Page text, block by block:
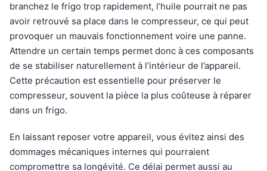
branchez le frigo trop rapidement, l’huile pourrait ne pas
avoir retrouvé sa place dans le compresseur, ce qui peut
provoquer un mauvais fonctionnement voire une panne.
Attendre un certain temps permet donc à ces composants
de se stabiliser naturellement à l’intérieur de l’appareil.
Cette précaution est essentielle pour préserver le
compresseur, souvent la pièce la plus coûteuse à réparer
dans un frigo.
En laissant reposer votre appareil, vous évitez ainsi des
dommages mécaniques internes qui pourraient
compromettre sa longévité. Ce délai permet aussi au